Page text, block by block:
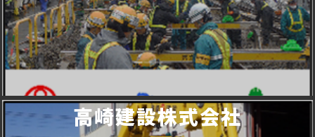
高崎建設株式会社